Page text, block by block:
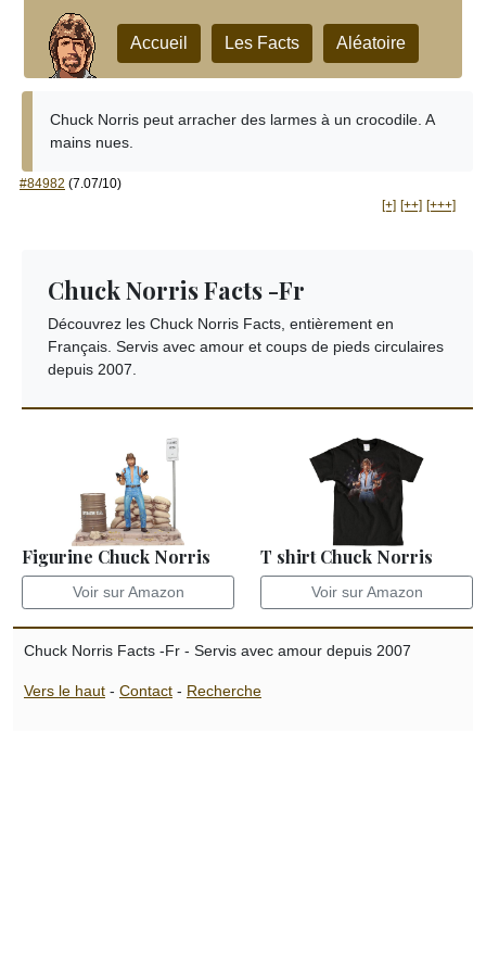
Accueil Les Facts Aléatoire
Chuck Norris peut arracher des larmes à un crocodile. A
mains nues.
#84982 (7.07/10)
[+] [++] [+++]
Chuck Norris Facts -Fr
Découvrez les Chuck Norris Facts, entièrement en
Français. Servis avec amour et coups de pieds circulaires
depuis 2007.
Figurine Chuck Norris
Voir sur Amazon
T shirt Chuck Norris
Voir sur Amazon
Chuck Norris Facts -Fr - Servis avec amour depuis 2007
Vers le haut - Contact - Recherche